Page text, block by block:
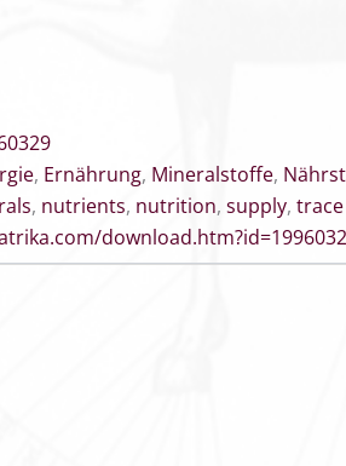
, Ernährung, Mineralstoffe,
, nutrients, nutrition, supply,